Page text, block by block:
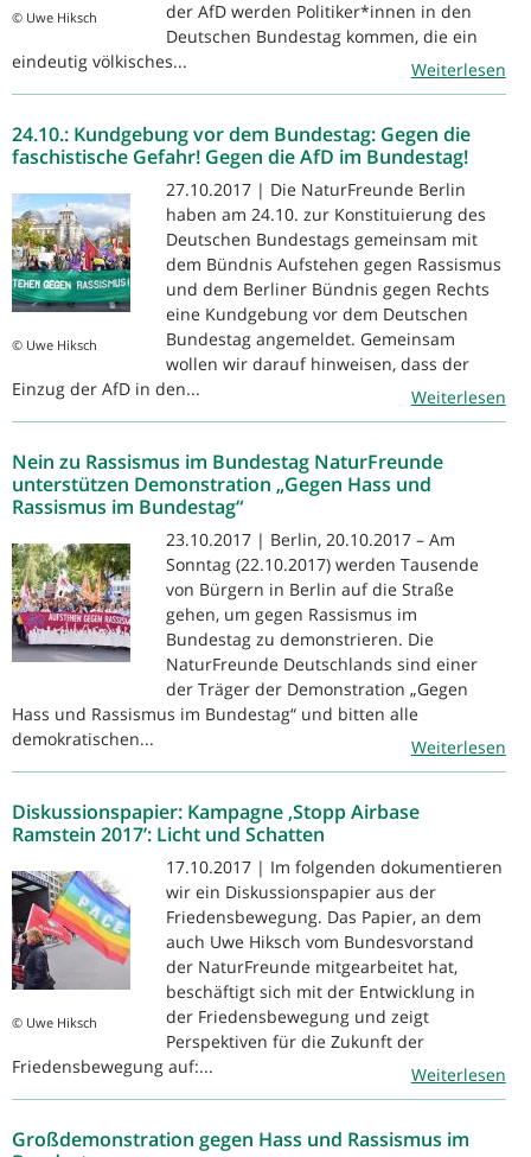
© Uwe Hiksch
der AfD werden Politiker*innen in den
Deutschen Bundestag kommen, die ein
eindeutig völkisches...
Weiterlesen
24.10.: Kundgebung vor dem Bundestag: Gegen die
faschistische Gefahr! Gegen die AfD im Bundestag!
© Uwe Hiksch
27.10.2017 | Die NaturFreunde Berlin
haben am 24.10. zur Konstituierung des
Deutschen Bundestags gemeinsam mit
dem Bündnis Aufstehen gegen Rassismus
und dem Berliner Bündnis gegen Rechts
eine Kundgebung vor dem Deutschen
Bundestag angemeldet. Gemeinsam
wollen wir darauf hinweisen, dass der
Einzug der AfD in den...
Weiterlesen
Nein zu Rassismus im Bundestag NaturFreunde
unterstützen Demonstration „Gegen Hass und
Rassismus im Bundestag“
23.10.2017 | Berlin, 20.10.2017 – Am
Sonntag (22.10.2017) werden Tausende
von Bürgern in Berlin auf die Straße
gehen, um gegen Rassismus im
Bundestag zu demonstrieren. Die
NaturFreunde Deutschlands sind einer
der Träger der Demonstration „Gegen
Hass und Rassismus im Bundestag“ und bitten alle
demokratischen...
Weiterlesen
Diskussionspapier: Kampagne ‚Stopp Airbase
Ramstein 2017’: Licht und Schatten
© Uwe Hiksch
17.10.2017 | Im folgenden dokumentieren
wir ein Diskussionspapier aus der
Friedensbewegung. Das Papier, an dem
auch Uwe Hiksch vom Bundesvorstand
der NaturFreunde mitgearbeitet hat,
beschäftigt sich mit der Entwicklung in
der Friedensbewegung und zeigt
Perspektiven für die Zukunft der
Friedensbewegung auf:...
Weiterlesen
Großdemonstration gegen Hass und Rassismus im